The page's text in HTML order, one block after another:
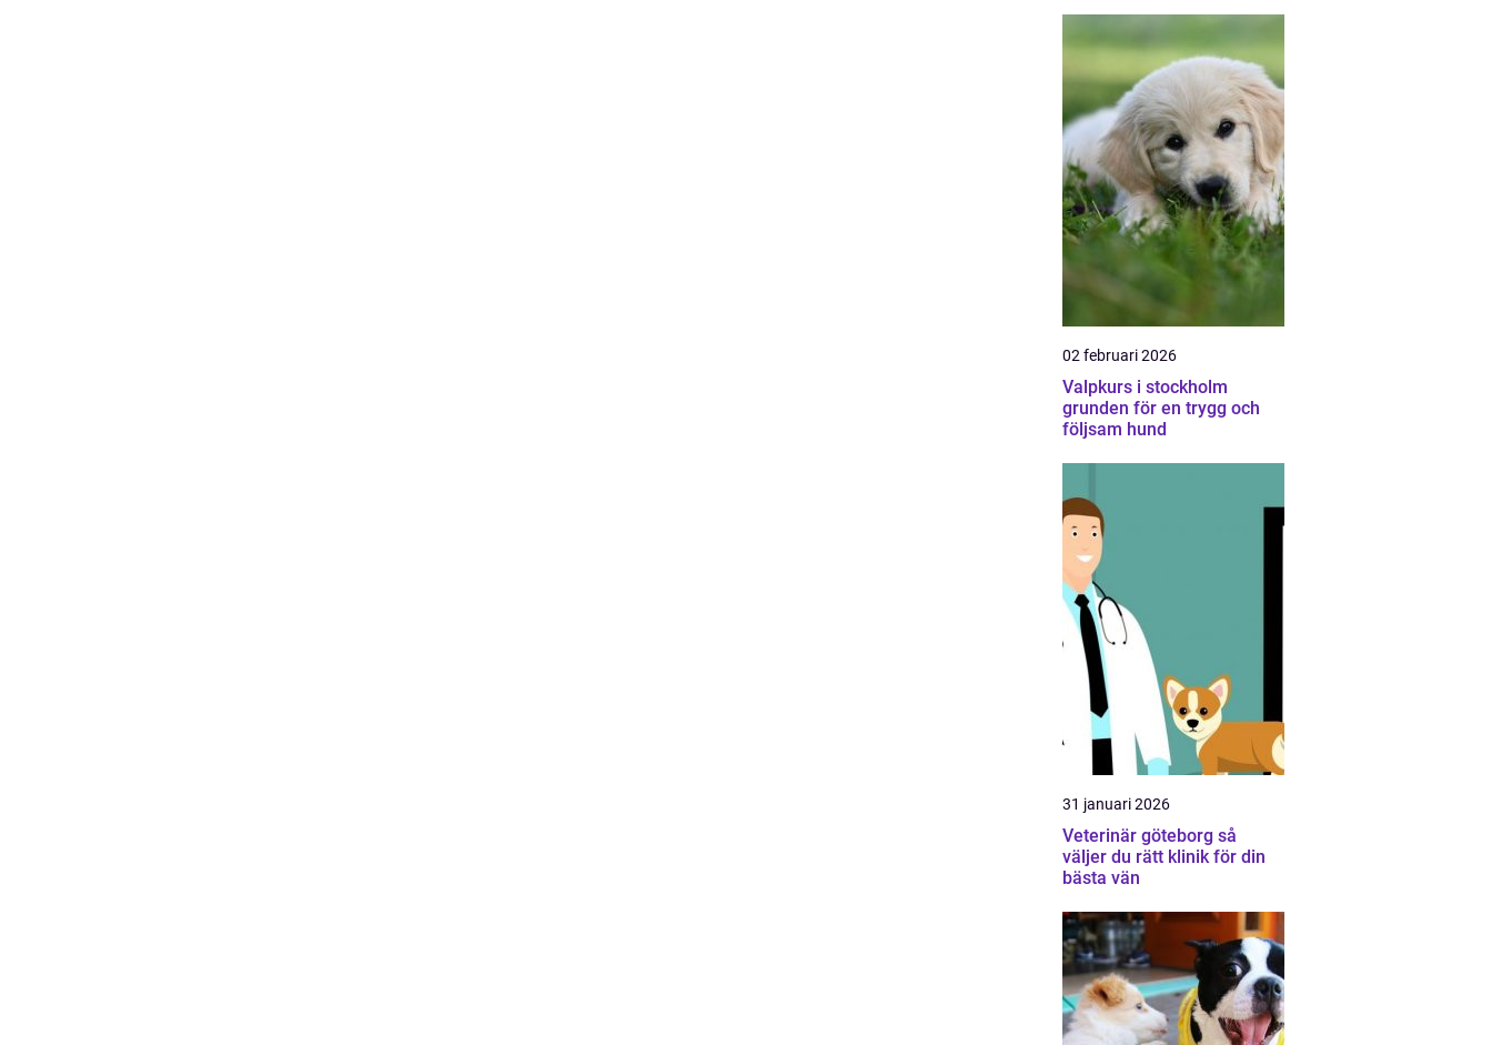
02 februari 2026
Valpkurs i stockholm
grunden för en trygg och
följsam hund
31 januari 2026
Veterinär göteborg så
väljer du rätt klinik för din
bästa vän